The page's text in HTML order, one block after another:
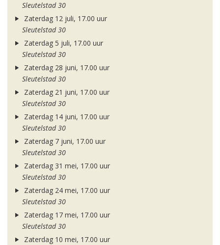
Sleutelstad 30
Zaterdag 12 juli, 17.00 uur
Sleutelstad 30
Zaterdag 5 juli, 17.00 uur
Sleutelstad 30
Zaterdag 28 juni, 17.00 uur
Sleutelstad 30
Zaterdag 21 juni, 17.00 uur
Sleutelstad 30
Zaterdag 14 juni, 17.00 uur
Sleutelstad 30
Zaterdag 7 juni, 17.00 uur
Sleutelstad 30
Zaterdag 31 mei, 17.00 uur
Sleutelstad 30
Zaterdag 24 mei, 17.00 uur
Sleutelstad 30
Zaterdag 17 mei, 17.00 uur
Sleutelstad 30
Zaterdag 10 mei, 17.00 uur